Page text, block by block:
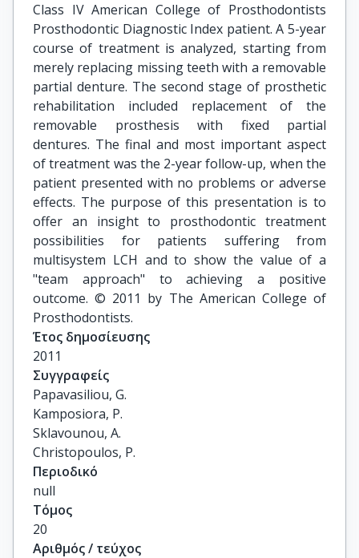
Class IV American College of Prosthodontists
Prosthodontic Diagnostic Index patient. A 5-year
course of treatment is analyzed, starting from
merely replacing missing teeth with a removable
partial denture. The second stage of prosthetic
rehabilitation included replacement of the
removable prosthesis with fixed partial
dentures. The final and most important aspect
of treatment was the 2-year follow-up, when the
patient presented with no problems or adverse
effects. The purpose of this presentation is to
offer an insight to prosthodontic treatment
possibilities for patients suffering from
multisystem LCH and to show the value of a
"team approach" to achieving a positive
outcome. © 2011 by The American College of
Prosthodontists.
Έτος δημοσίευσης
2011
Συγγραφείς
Papavasiliou, G.
Kamposiora, P.
Sklavounou, A.
Christopoulos, P.
Περιοδικό
null
Τόμος
20
Αριθμός / τεύχος